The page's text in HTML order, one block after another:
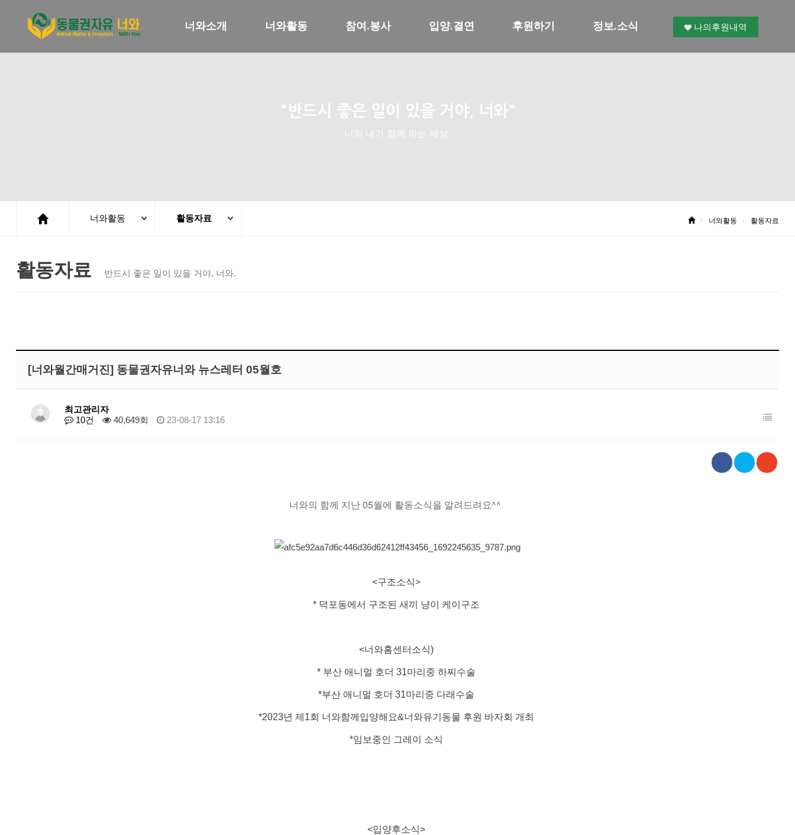
너와소개 너와활동 참여.봉사 입양.결연 후원하기 정보.소식 나의후원내역
"반드시 좋은 일이 있을 거야, 너와"
너와 내가 함께 하는 세상
너와활동 활동자료 너와활동 활동자료
활동자료 반드시 좋은 일이 있을 거야, 너와.
[너와월간매거진] 동물권자유너와 뉴스레터 05월호
최고관리자
10건
40,649회 23-08-17 13:16
너와의 함께 지난 05월에 활동소식을 알려드려요^^
<구조소식>
* 덕포동에서 구조된 새끼 냥이 케이구조
<너와홈센터소식)
* 부산 애니멀 호더 31마리중 하찌수술
*부산 애니멀 호더 31마리중 다래수술
*2023년 제1회 너와함께입양해요&너와유기동물 후원 바자회 개최
*임보중인 그레이 소식
<입양후소식>